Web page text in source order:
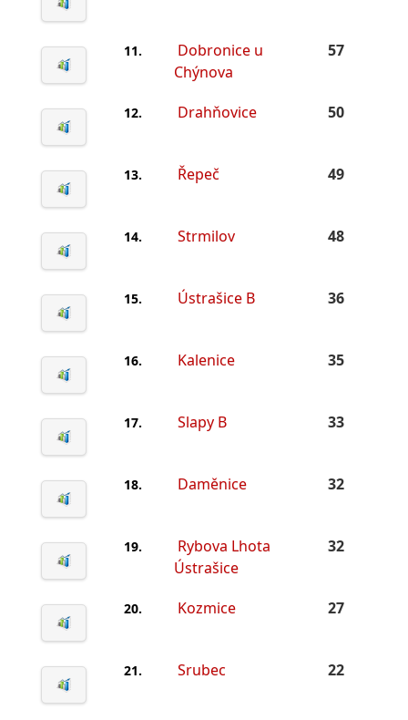
11.
Dobronice u
Chýnova
57
12. Drahňovice 50
13. Řepeč 49
14. Strmilov 48
15. Ústrašice B 36
16. Kalenice 35
17. Slapy B 33
18. Daměnice 32
19.
Rybova Lhota
Ústrašice
32
20. Kozmice 27
21. Srubec 22